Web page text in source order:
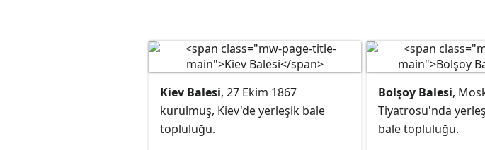
dansçıların yanı sıra, başka
ülkelerden, bu ülkelere göç eden,
kariyerlerinin büyük kısmını
buralarda devam ettiren dansçıları
da kapsamaktadır.
Kiev Balesi, 27 Ekim 1867
kurulmuş, Kiev'de yerleşik bale
topluluğu.
Bolşoy Balesi,
Tiyatrosu'nda
bale topluluğu.